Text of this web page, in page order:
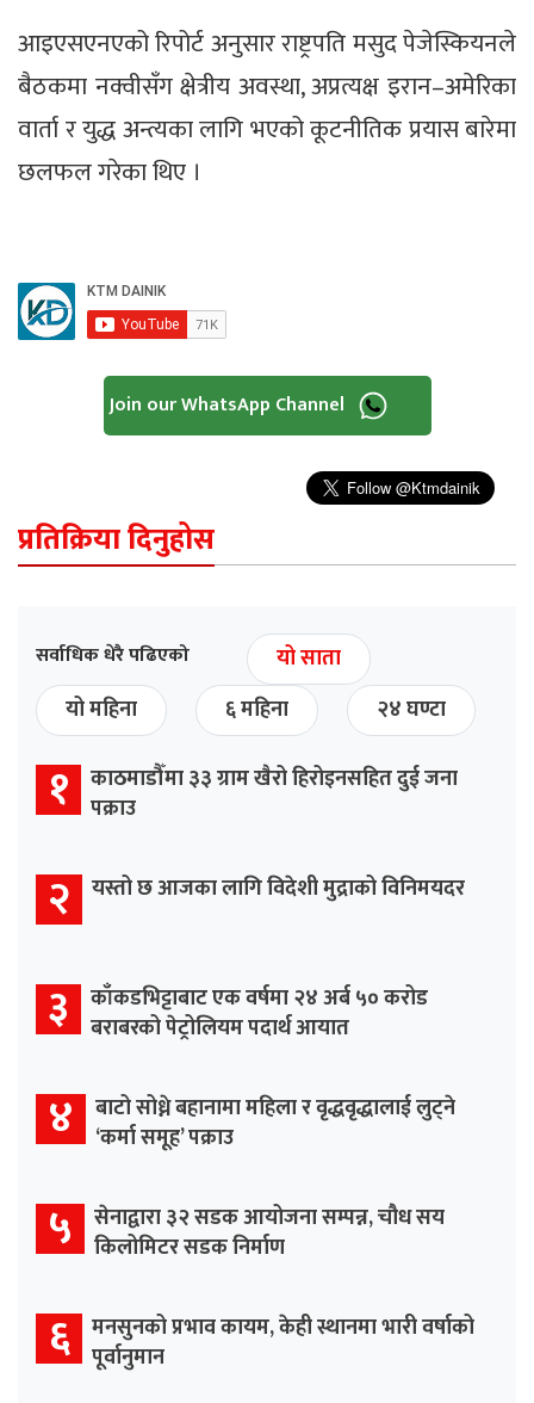
आइएसएनएको रिपोर्ट अनुसार राष्ट्रपति मसुद पेजेस्कियनले
बैठकमा नक्वीसँग क्षेत्रीय अवस्था, अप्रत्यक्ष इरान–अमेरिका
वार्ता र युद्ध अन्त्यका लागि भएको कूटनीतिक प्रयास बारेमा
छलफल गरेका थिए ।
Join our WhatsApp Channel
प्रतिक्रिया दिनुहोस
सर्वाधिक धेरै पढिएको
यो साता
यो महिना
६ महिना २४ घण्टा
१ काठमाडौँमा ३३ ग्राम खैरो हिरोइनसहित दुई जना
पक्राउ
२ यस्तो छ आजका लागि विदेशी मुद्राको विनिमयदर
३ काँकडभिट्टाबाट एक वर्षमा २४ अर्ब ५० करोड
बराबरको पेट्रोलियम पदार्थ आयात
४ बाटो सोध्ने बहानामा महिला र वृद्धवृद्धालाई लुट्ने
‘कर्मा समूह’ पक्राउ
५ सेनाद्वारा ३२ सडक आयोजना सम्पन्न, चौध सय
किलोमिटर सडक निर्माण
६ मनसुनको प्रभाव कायम, केही स्थानमा भारी वर्षाको
पूर्वानुमान